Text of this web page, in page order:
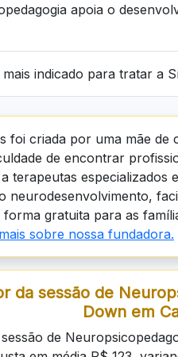
apoia o
indicado para tratar a
foi criada por uma mãe
de encontrar
terapeutas especializados
neurodesenvolvimento,
gratuita para as
sobre nossa fundadora.
da sessão de
Down em
de